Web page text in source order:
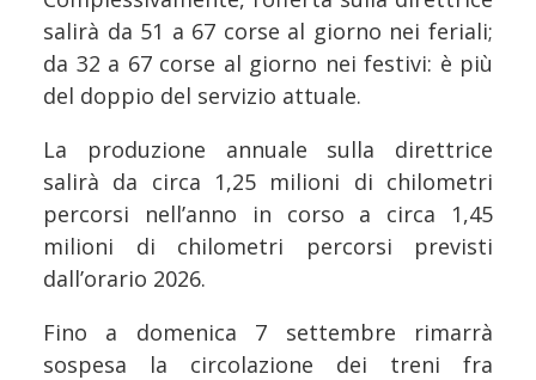
salirà da 51 a 67 corse al giorno nei feriali;
da 32 a 67 corse al giorno nei festivi: è più
del doppio del servizio attuale.
La produzione annuale sulla direttrice
salirà da circa 1,25 milioni di chilometri
percorsi nell’anno in corso a circa 1,45
milioni di chilometri percorsi previsti
dall’orario 2026.
Fino a domenica 7 settembre rimarrà
sospesa la circolazione dei treni fra